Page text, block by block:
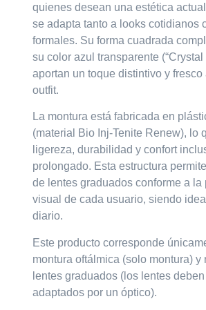
quienes desean una estética
se adapta tanto a looks cotidianos
formales. Su forma cuadrada
su color azul transparente (“Crystal
aportan un toque distintivo y
outfit.
La montura está fabricada en
(material Bio Inj-Tenite Renew), lo
ligereza, durabilidad y confort
prolongado. Esta estructura
de lentes graduados conforme a la
visual de cada usuario, siendo
diario.
Este producto corresponde
montura oftálmica (solo montura) y
lentes graduados (los lentes
adaptados por un óptico).